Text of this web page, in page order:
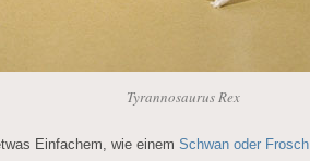
Tyrannosaurus Rex
Einfachem, wie einem Schwan oder Frosch